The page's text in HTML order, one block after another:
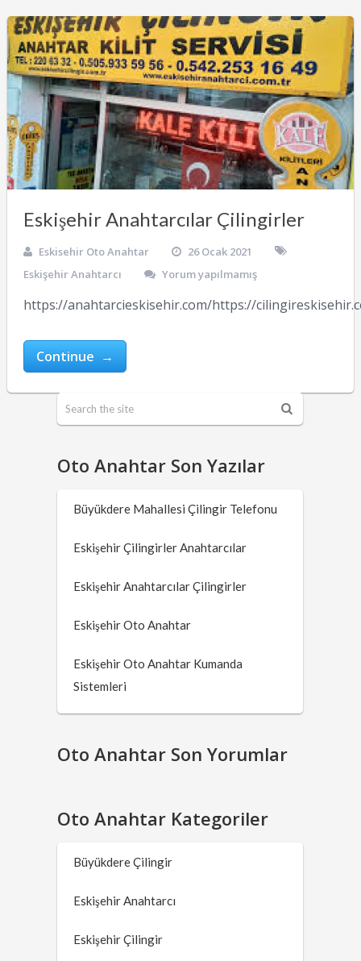
Eskişehir Anahtarcılar Çilingirler
Eskisehir Oto Anahtar
26 Ocak 2021
Eskişehir Anahtarcı
Yorum yapılmamış
https://anahtarcieskisehir.com/https://
Continue →
Oto Anahtar Son Yazılar
Büyükdere Mahallesi Çilingir Telefonu
Eskişehir Çilingirler Anahtarcılar
Eskişehir Anahtarcılar Çilingirler
Eskişehir Oto Anahtar
Eskişehir Oto Anahtar Kumanda
Sistemleri
Oto Anahtar Son Yorumlar
Oto Anahtar Kategoriler
Büyükdere Çilingir
Eskişehir Anahtarcı
Eskişehir Çilingir